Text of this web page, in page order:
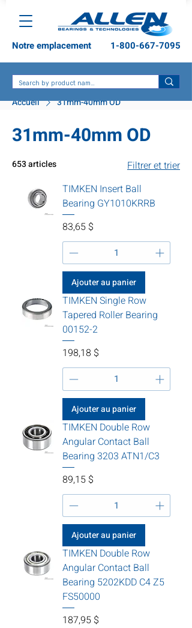
1-800-667-7095
Notre emplacement
Accueil 31mm-40mm OD
31mm-40mm OD
653 articles
Filtrer et trier
TIMKEN Insert Ball
Bearing GY1010KRRB
Prix
83,65 $
Ajouter au panier
TIMKEN Single Row
Tapered Roller Bearing
00152-2
Prix
198,18 $
Ajouter au panier
TIMKEN Double Row
Angular Contact Ball
Bearing 3203 ATN1/C3
Prix
89,15 $
Ajouter au panier
TIMKEN Double Row
Angular Contact Ball
Bearing 5202KDD C4 Z5
FS50000
Prix
187,95 $